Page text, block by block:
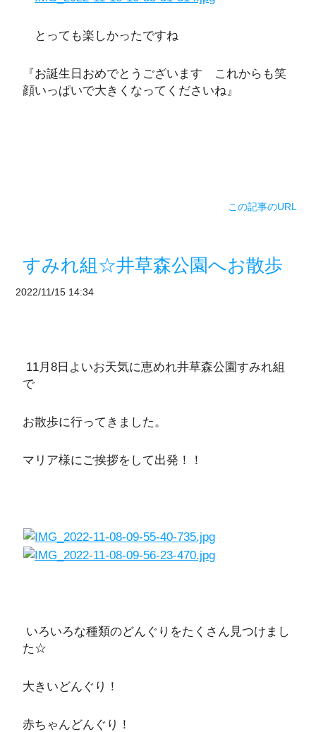
とっても楽しかったですね
『お誕生日おめでとうございます これからも笑
顔いっぱいで大きくなってくださいね』
この記事のURL
すみれ組☆井草森公園へお散歩
2022/11/15 14:34
11月8日よいお天気に恵めれ井草森公園すみれ組
で
お散歩に行ってきました。
マリア様にご挨拶をして出発！！
いろいろな種類のどんぐりをたくさん見つけまし
た☆
大きいどんぐり！
赤ちゃんどんぐり！